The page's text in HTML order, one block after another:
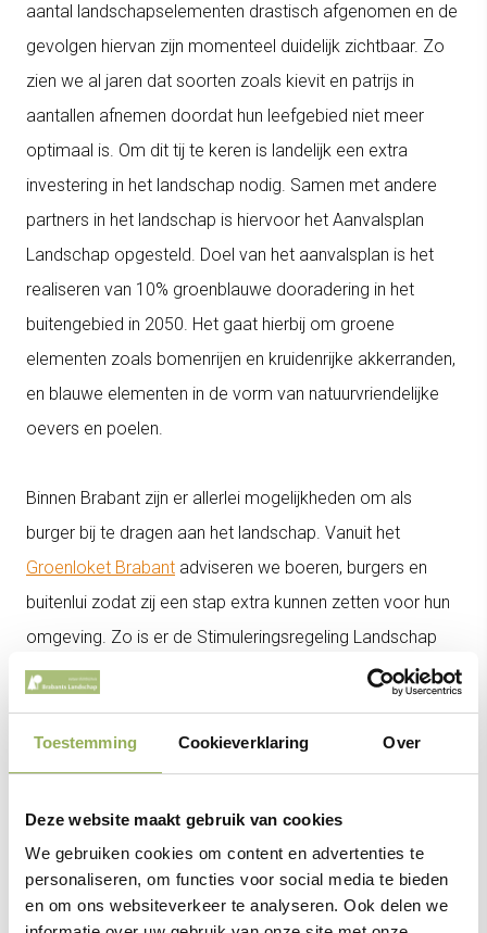
Toestemming Cookieverklaring Over
Deze website maakt gebruik van cookies
We gebruiken cookies om content en advertenties te
personaliseren, om functies voor social media te bieden
en om ons websiteverkeer te analyseren. Ook delen we
aantal landschapselementen drastisch afgenomen en de
gevolgen hiervan zijn momenteel duidelijk zichtbaar. Zo
zien we al jaren dat soorten zoals kievit en patrijs in
aantallen afnemen doordat hun leefgebied niet meer
optimaal is. Om dit tij te keren is landelijk een extra
investering in het landschap nodig. Samen met andere
partners in het landschap is hiervoor het Aanvalsplan
Landschap opgesteld. Doel van het aanvalsplan is het
realiseren van 10% groenblauwe dooradering in het
buitengebied in 2050. Het gaat hierbij om groene
elementen zoals bomenrijen en kruidenrijke akkerranden,
en blauwe elementen in de vorm van natuurvriendelijke
oevers en poelen.
Binnen Brabant zijn er allerlei mogelijkheden om als
burger bij te dragen aan het landschap. Vanuit het
Groenloket Brabant adviseren we boeren, burgers en
buitenlui zodat zij een stap extra kunnen zetten voor hun
omgeving. Zo is er de Stimuleringsregeling Landschap
(StiLa) waar 52 gemeenten, de 4 waterschappen en de
Onlangs is bekend gemaakt dat er8 miljoen euro
beschikbaaris zodat boeren en particuliere
grondeigenaren landschapselementen aan kunnen
leggen. Zij kunnen via het Groenloket advies inwinnen
over de mogelijkheden op hun grond.